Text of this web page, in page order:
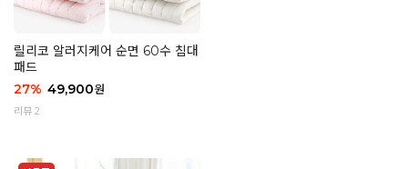
릴리코 알러지케어 순면 60수 침대
패드
27% 49,900원
리뷰 2